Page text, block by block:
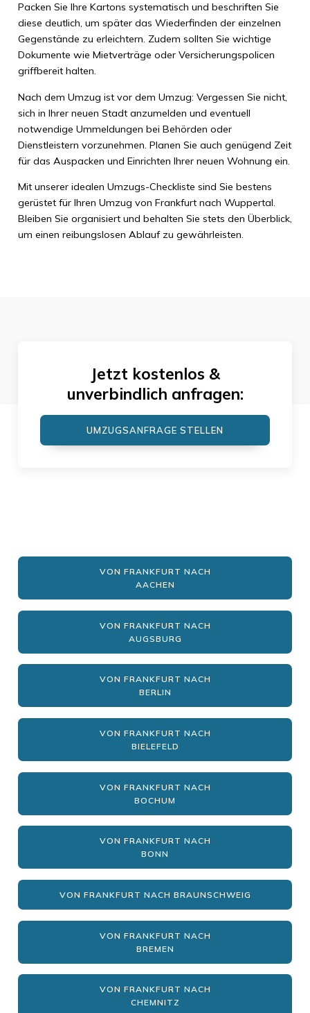
Packen Sie Ihre Kartons systematisch und beschriften Sie
diese deutlich, um später das Wiederfinden der einzelnen
Gegenstände zu erleichtern. Zudem sollten Sie wichtige
Dokumente wie Mietverträge oder Versicherungspolicen
griffbereit halten.
Nach dem Umzug ist vor dem Umzug: Vergessen Sie nicht,
sich in Ihrer neuen Stadt anzumelden und eventuell
notwendige Ummeldungen bei Behörden oder
Dienstleistern vorzunehmen. Planen Sie auch genügend Zeit
für das Auspacken und Einrichten Ihrer neuen Wohnung ein.
Mit unserer idealen Umzugs-Checkliste sind Sie bestens
gerüstet für Ihren Umzug von Frankfurt nach Wuppertal.
Bleiben Sie organisiert und behalten Sie stets den Überblick,
um einen reibungslosen Ablauf zu gewährleisten.
Jetzt kostenlos &
unverbindlich anfragen:
UMZUGSANFRAGE STELLEN
VON FRANKFURT NACH
AACHEN
VON FRANKFURT NACH
AUGSBURG
VON FRANKFURT NACH
BERLIN
VON FRANKFURT NACH
BIELEFELD
VON FRANKFURT NACH
BOCHUM
VON FRANKFURT NACH
BONN
VON FRANKFURT NACH BRAUNSCHWEIG
VON FRANKFURT NACH
BREMEN
VON FRANKFURT NACH
CHEMNITZ